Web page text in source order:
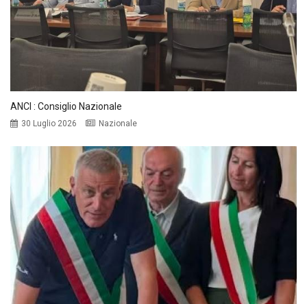
ANCI : Consiglio Nazionale
30 Luglio 2026 Nazionale